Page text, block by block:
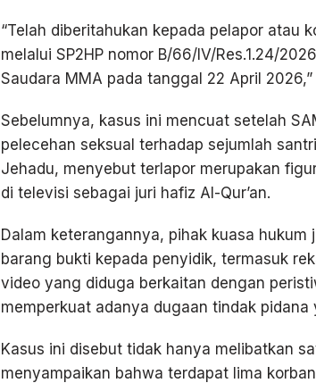
“Telah diberitahukan kepada pelapor atau
melalui SP2HP nomor B/66/IV/Res.1.24/
Saudara MMA pada tanggal 22 April
Sebelumnya, kasus ini mencuat setelah
pelecehan seksual terhadap sejumlah
Jehadu, menyebut terlapor merupakan
di televisi sebagai juri hafiz Al-Qur’an.
Dalam keterangannya, pihak kuasa
barang bukti kepada penyidik, termasuk
video yang diduga berkaitan dengan
memperkuat adanya dugaan tindak pidana
Kasus ini disebut tidak hanya melibatkan
menyampaikan bahwa terdapat lima